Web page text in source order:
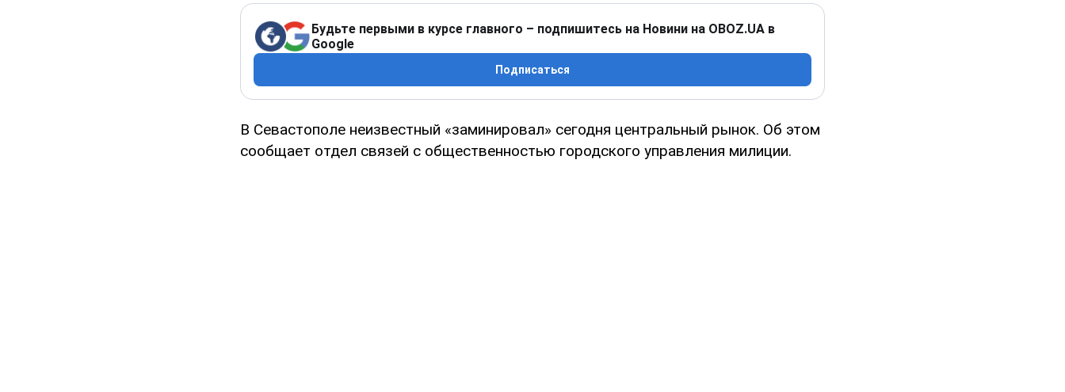
Будьте первыми в курсе главного – подпишитесь на Новини на OBOZ.UA в
Google
Подписаться
В Севастополе неизвестный «заминировал» сегодня центральный рынок. Об этом
сообщает отдел связей с общественностью городского управления милиции.